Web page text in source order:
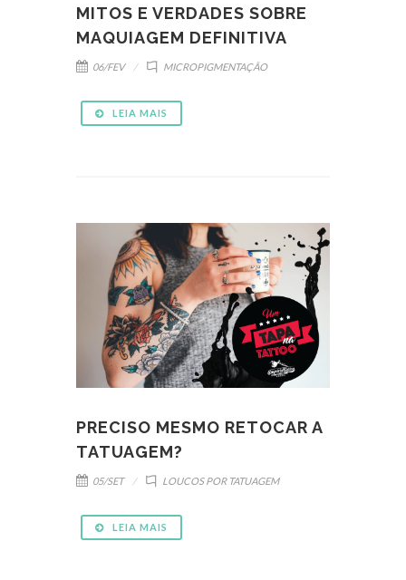
MITOS E VERDADES SOBRE
MAQUIAGEM DEFINITIVA
06/FEV MICROPIGMENTAÇÃO
LEIA MAIS
PRECISO MESMO RETOCAR A
TATUAGEM?
05/SET LOUCOS POR TATUAGEM
LEIA MAIS